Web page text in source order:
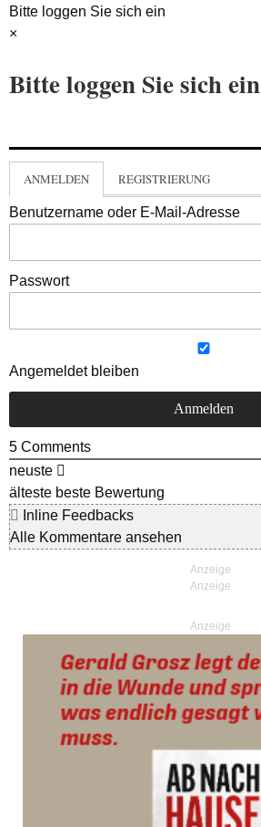
Bitte loggen Sie sich ein
×
Bitte loggen Sie sich ein
ANMELDEN REGISTRIERUNG
Benutzername oder E-Mail-Adresse
Passwort
Angemeldet bleiben
5 Comments
neuste
älteste beste Bewertung
Inline Feedbacks
Alle Kommentare ansehen
Anzeige